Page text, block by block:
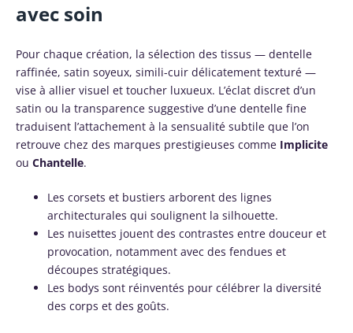
avec soin
Pour chaque création, la sélection des tissus — dentelle
raffinée, satin soyeux, simili-cuir délicatement texturé —
vise à allier visuel et toucher luxueux. L’éclat discret d’un
satin ou la transparence suggestive d’une dentelle fine
traduisent l’attachement à la sensualité subtile que l’on
retrouve chez des marques prestigieuses comme Implicite
ou Chantelle.
Les corsets et bustiers arborent des lignes
architecturales qui soulignent la silhouette.
Les nuisettes jouent des contrastes entre douceur et
provocation, notamment avec des fendues et
découpes stratégiques.
Les bodys sont réinventés pour célébrer la diversité
des corps et des goûts.